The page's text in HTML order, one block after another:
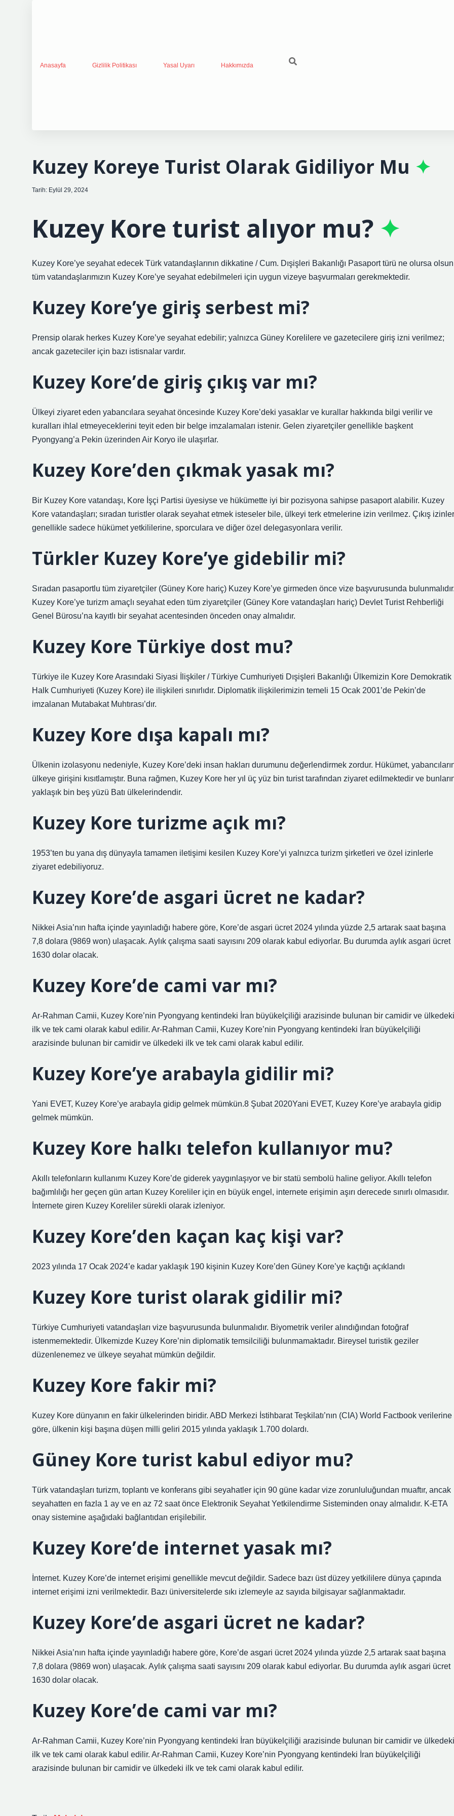
Anasayfa Gizlilik Politikası Yasal Uyarı Hakkımızda
Kuzey Koreye Turist Olarak Gidiliyor Mu
Tarih: Eylül 29, 2024
Kuzey Kore turist alıyor mu?
Kuzey Kore’ye seyahat edecek Türk vatandaşlarının dikkatine / Cum. Dışişleri Bakanlığı Pasaport türü ne olursa
tüm vatandaşlarımızın Kuzey Kore’ye seyahat edebilmeleri için uygun vizeye başvurmaları gerekmektedir.
Kuzey Kore’ye giriş serbest mi?
Prensip olarak herkes Kuzey Kore’ye seyahat edebilir; yalnızca Güney Korelilere ve gazetecilere giriş izni verilmez;
ancak gazeteciler için bazı istisnalar vardır.
Kuzey Kore’de giriş çıkış var mı?
Ülkeyi ziyaret eden yabancılara seyahat öncesinde Kuzey Kore’deki yasaklar ve kurallar hakkında bilgi verilir ve
kuralları ihlal etmeyeceklerini teyit eden bir belge imzalamaları istenir. Gelen ziyaretçiler genellikle başkent
Pyongyang’a Pekin üzerinden Air Koryo ile ulaşırlar.
Kuzey Kore’den çıkmak yasak mı?
Bir Kuzey Kore vatandaşı, Kore İşçi Partisi üyesiyse ve hükümette iyi bir pozisyona sahipse pasaport alabilir. Kuzey
Kore vatandaşları; sıradan turistler olarak seyahat etmek isteseler bile, ülkeyi terk etmelerine izin verilmez. Çıkış
genellikle sadece hükümet yetkililerine, sporculara ve diğer özel delegasyonlara verilir.
Türkler Kuzey Kore’ye gidebilir mi?
Sıradan pasaportlu tüm ziyaretçiler (Güney Kore hariç) Kuzey Kore’ye girmeden önce vize başvurusunda
Kuzey Kore’ye turizm amaçlı seyahat eden tüm ziyaretçiler (Güney Kore vatandaşları hariç) Devlet Turist Rehberliği
Genel Bürosu’na kayıtlı bir seyahat acentesinden önceden onay almalıdır.
Kuzey Kore Türkiye dost mu?
Türkiye ile Kuzey Kore Arasındaki Siyasi İlişkiler / Türkiye Cumhuriyeti Dışişleri Bakanlığı Ülkemizin Kore Demokratik
Halk Cumhuriyeti (Kuzey Kore) ile ilişkileri sınırlıdır. Diplomatik ilişkilerimizin temeli 15 Ocak 2001’de Pekin’de
imzalanan Mutabakat Muhtırası’dır.
Kuzey Kore dışa kapalı mı?
Ülkenin izolasyonu nedeniyle, Kuzey Kore’deki insan hakları durumunu değerlendirmek zordur. Hükümet,
ülkeye girişini kısıtlamıştır. Buna rağmen, Kuzey Kore her yıl üç yüz bin turist tarafından ziyaret edilmektedir ve
yaklaşık bin beş yüzü Batı ülkelerindendir.
Kuzey Kore turizme açık mı?
1953’ten bu yana dış dünyayla tamamen iletişimi kesilen Kuzey Kore’yi yalnızca turizm şirketleri ve özel izinlerle
ziyaret edebiliyoruz.
Kuzey Kore’de asgari ücret ne kadar?
Nikkei Asia’nın hafta içinde yayınladığı habere göre, Kore’de asgari ücret 2024 yılında yüzde 2,5 artarak saat başına
7,8 dolara (9869 won) ulaşacak. Aylık çalışma saati sayısını 209 olarak kabul ediyorlar. Bu durumda aylık asgari ücret
1630 dolar olacak.
Kuzey Kore’de cami var mı?
Ar-Rahman Camii, Kuzey Kore’nin Pyongyang kentindeki İran büyükelçiliği arazisinde bulunan bir camidir ve ülkedeki
ilk ve tek cami olarak kabul edilir. Ar-Rahman Camii, Kuzey Kore’nin Pyongyang kentindeki İran büyükelçiliği
arazisinde bulunan bir camidir ve ülkedeki ilk ve tek cami olarak kabul edilir.
Kuzey Kore’ye arabayla gidilir mi?
Yani EVET, Kuzey Kore’ye arabayla gidip gelmek mümkün.8 Şubat 2020Yani EVET, Kuzey Kore’ye arabayla gidip
gelmek mümkün.
Kuzey Kore halkı telefon kullanıyor mu?
Akıllı telefonların kullanımı Kuzey Kore’de giderek yaygınlaşıyor ve bir statü sembolü haline geliyor. Akıllı telefon
bağımlılığı her geçen gün artan Kuzey Koreliler için en büyük engel, internete erişimin aşırı derecede sınırlı olmasıdır.
İnternete giren Kuzey Koreliler sürekli olarak izleniyor.
Kuzey Kore’den kaçan kaç kişi var?
2023 yılında 17 Ocak 2024’e kadar yaklaşık 190 kişinin Kuzey Kore’den Güney Kore’ye kaçtığı açıklandı
Kuzey Kore turist olarak gidilir mi?
Türkiye Cumhuriyeti vatandaşları vize başvurusunda bulunmalıdır. Biyometrik veriler alındığından fotoğraf
istenmemektedir. Ülkemizde Kuzey Kore’nin diplomatik temsilciliği bulunmamaktadır. Bireysel turistik geziler
düzenlenemez ve ülkeye seyahat mümkün değildir.
Kuzey Kore fakir mi?
Kuzey Kore dünyanın en fakir ülkelerinden biridir. ABD Merkezi İstihbarat Teşkilatı’nın (CIA) World Factbook verilerine
göre, ülkenin kişi başına düşen milli geliri 2015 yılında yaklaşık 1.700 dolardı.
Güney Kore turist kabul ediyor mu?
Türk vatandaşları turizm, toplantı ve konferans gibi seyahatler için 90 güne kadar vize zorunluluğundan muaftır, ancak
seyahatten en fazla 1 ay ve en az 72 saat önce Elektronik Seyahat Yetkilendirme Sisteminden onay almalıdır. K-ETA
onay sistemine aşağıdaki bağlantıdan erişilebilir.
Kuzey Kore’de internet yasak mı?
İnternet. Kuzey Kore’de internet erişimi genellikle mevcut değildir. Sadece bazı üst düzey yetkililere dünya çapında
internet erişimi izni verilmektedir. Bazı üniversitelerde sıkı izlemeyle az sayıda bilgisayar sağlanmaktadır.
Kuzey Kore’de asgari ücret ne kadar?
Nikkei Asia’nın hafta içinde yayınladığı habere göre, Kore’de asgari ücret 2024 yılında yüzde 2,5 artarak saat başına
7,8 dolara (9869 won) ulaşacak. Aylık çalışma saati sayısını 209 olarak kabul ediyorlar. Bu durumda aylık asgari ücret
1630 dolar olacak.
Kuzey Kore’de cami var mı?
Ar-Rahman Camii, Kuzey Kore’nin Pyongyang kentindeki İran büyükelçiliği arazisinde bulunan bir camidir ve ülkedeki
ilk ve tek cami olarak kabul edilir. Ar-Rahman Camii, Kuzey Kore’nin Pyongyang kentindeki İran büyükelçiliği
arazisinde bulunan bir camidir ve ülkedeki ilk ve tek cami olarak kabul edilir.